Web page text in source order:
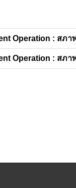
Operation : สภ
Operation : สภ